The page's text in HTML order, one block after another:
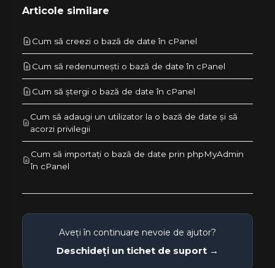
Articole similare
Cum să creezi o bază de date în cPanel
Cum să redenumești o bază de date în cPanel
Cum să ștergi o bază de date în cPanel
Cum să adaugi un utilizator la o bază de date și să
acorzi privilegii
Cum să importați o bază de date prin phpMyAdmin
în cPanel
Aveți în continuare nevoie de ajutor?
Deschideți un tichet de suport →